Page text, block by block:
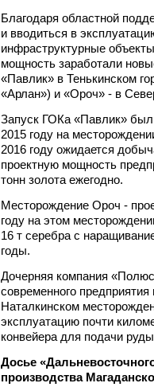
Благодаря областной
и вводиться в
инфраструктурные
мощность заработали
«Павлик» в Тенькинском
«Арлан») и «Ороч» - в
Запуск ГОКа «Павлик» был
2015 году на
2016 году ожидается
проектную мощность
тонн золота ежегодно.
Месторождение Ороч -
году на этом
16 т серебра с
годы.
Дочерняя компания
современного
Наталкинском
эксплуатацию почти
конвейера для подачи
Досье
производства